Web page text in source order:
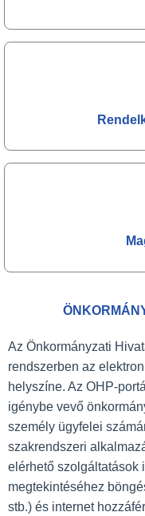
Az Önkormányzati
rendszerben az
helyszíne. Az OHP-
igénybe vevő
személy ügyfelei
szakrendszeri
elérhető szolgáltatások
megtekintéséhez
stb.) és internet